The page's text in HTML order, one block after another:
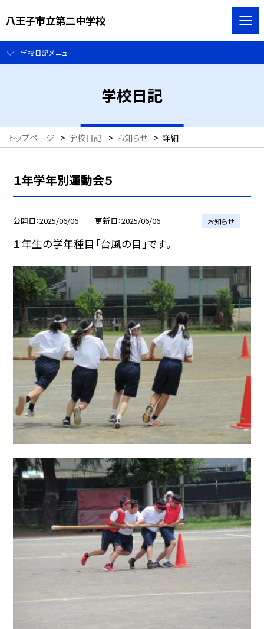
八王子市立第二中学校
学校日記メニュー
学校日記
トップページ > 学校日記 > お知らせ > 詳細
１年学年別運動会５
公開日 2025/06/06 更新日 2025/06/06 お知らせ
１年生の学年種目「台風の目」です。